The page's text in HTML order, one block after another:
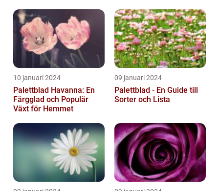
välmående...
10 januari 2024
Palettblad Havanna: En
Färgglad och Populär
Växt för Hemmet
09 januari 2024
Palettblad - En Guide till
Sorter och Lista